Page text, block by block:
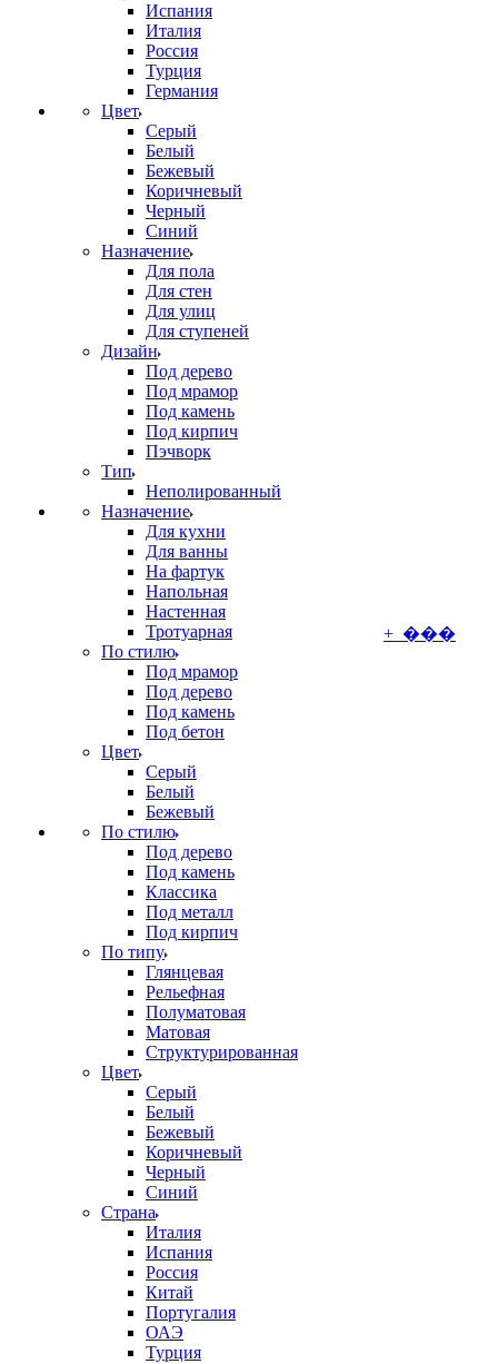
Испания
Италия
Россия
Турция
Германия
Цвет
Серый
Белый
Бежевый
Коричневый
Черный
Синий
Назначение
Для пола
Для стен
Для улиц
Для ступеней
Дизайн
Под дерево
Под мрамор
Под камень
Под кирпич
Пэчворк
Тип
Неполированный
Назначение
Для кухни
Для ванны
На фартук
Напольная
Настенная
Тротуарная
По стилю
Под мрамор
Под дерево
Под камень
Под бетон
Цвет
Серый
Белый
Бежевый
По стилю
Под дерево
Под камень
Классика
Под металл
Под кирпич
По типу
Глянцевая
Рельефная
Полуматовая
Матовая
Структурированная
Цвет
Серый
Белый
Бежевый
Коричневый
Черный
Синий
Страна
Италия
Испания
Россия
Китай
Португалия
ОАЭ
Турция
+ ���